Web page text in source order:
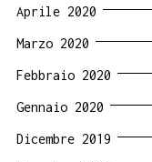
Aprile 2020
Marzo 2020
Febbraio 2020
Gennaio 2020
Dicembre 2019